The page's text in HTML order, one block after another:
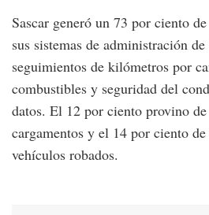
Sascar generó un 73 por ciento
sus sistemas de administración
seguimientos de kilómetros por
combustibles y seguridad del
datos. El 12 por ciento provino
cargamentos y el 14 por ciento
vehículos robados.